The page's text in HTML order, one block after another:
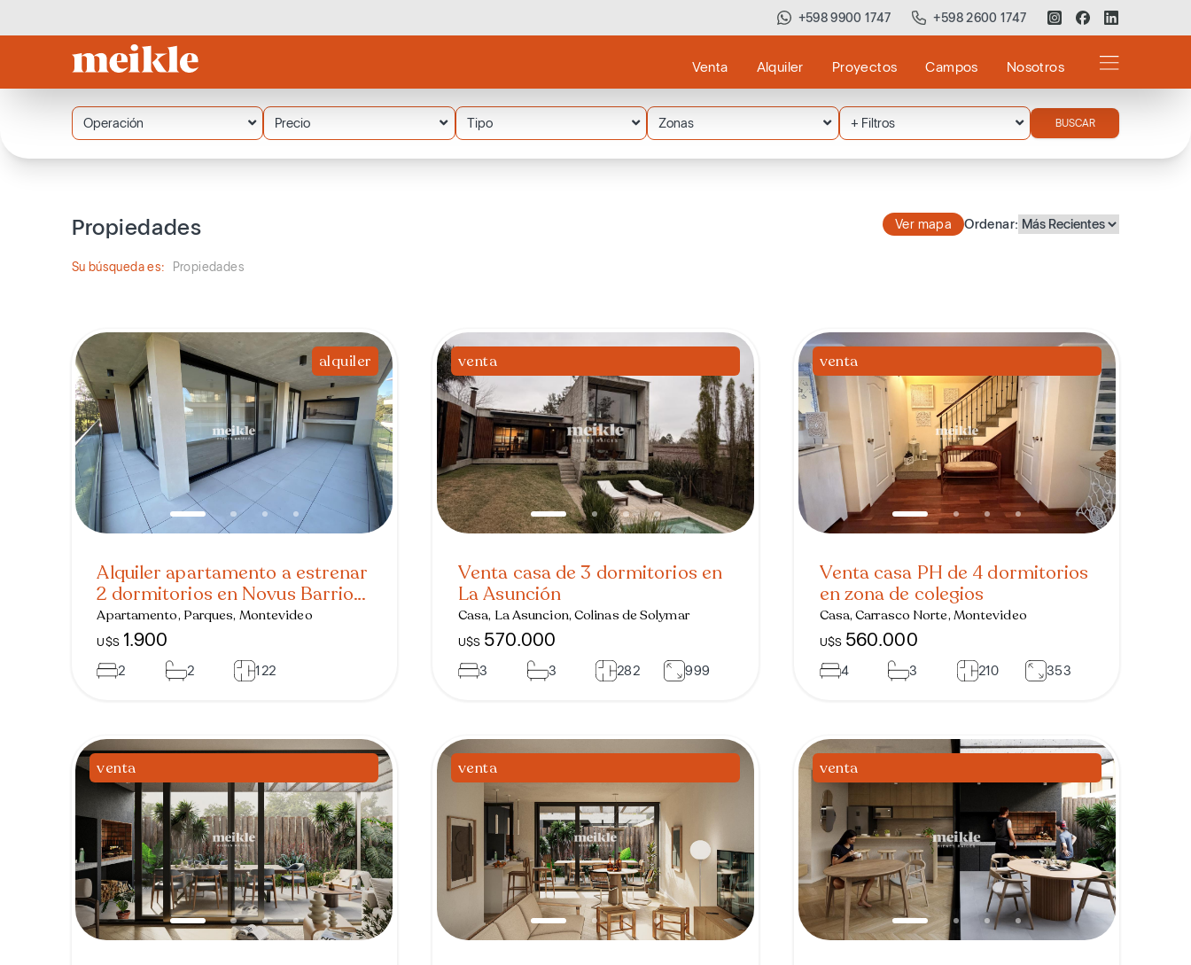
+598 9900 1747 +598 2600 1747
Venta Alquiler Proyectos Campos Nosotros
Operación Precio Tipo Zonas + Filtros BUSCAR
Propiedades Ver mapa Ordenar:
Su búsqueda es: Propiedades
alquiler
Alquiler apartamento a estrenar
2 dormitorios en Novus Barrio
Parques
Apartamento, Parques, Montevideo
U$S1.900
2 2 122
venta
Venta casa de 3 dormitorios en
La Asunción
Casa, La Asuncion, Colinas de Solymar
U$S 570.000
3 3 282 999
venta
Venta casa PH de 4 dormitorios
en zona de colegios
Casa, Carrasco Norte, Montevideo
U$S560.000
4 3 210 353
venta venta venta